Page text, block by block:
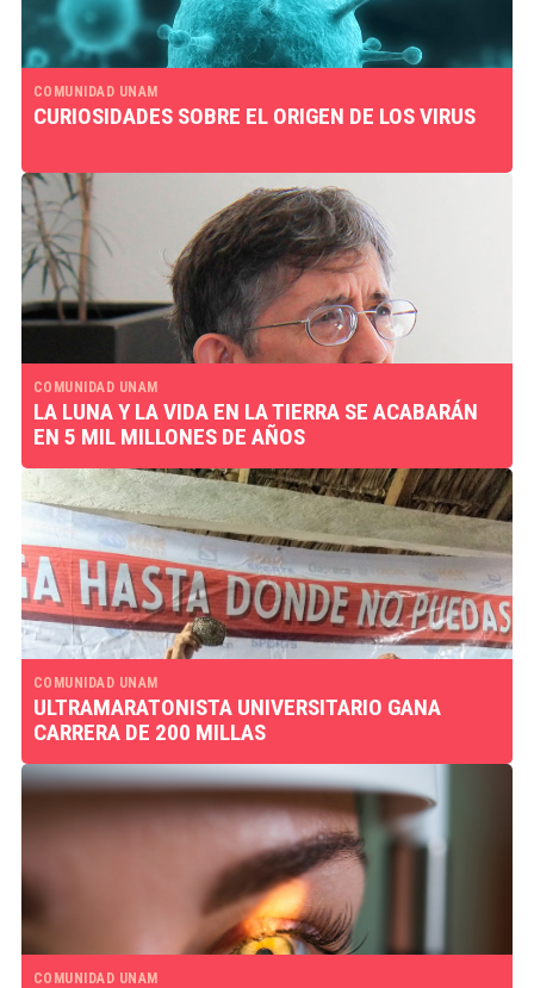
COMUNIDAD UNAM
CURIOSIDADES SOBRE EL ORIGEN DE LOS VIRUS
COMUNIDAD UNAM
LA LUNA Y LA VIDA EN LA TIERRA SE ACABARÁN
EN 5 MIL MILLONES DE AÑOS
COMUNIDAD UNAM
ULTRAMARATONISTA UNIVERSITARIO GANA
CARRERA DE 200 MILLAS
COMUNIDAD UNAM